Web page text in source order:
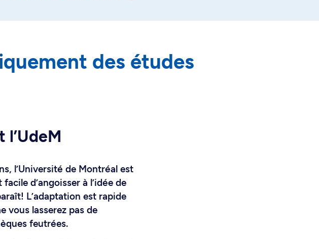
des études
l’Université de Montréal est
d’angoisser à l’idée de
L’adaptation est rapide
vous lasserez pas de
feutrées.